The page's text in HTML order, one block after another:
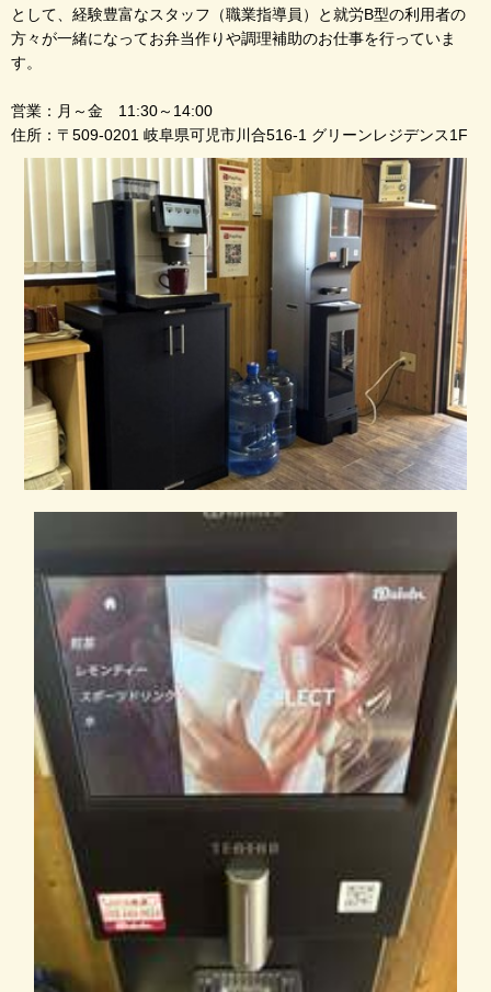
として、経験豊富なスタッフ（職業指導員）と就労B型の利用者の
方々が一緒になってお弁当作りや調理補助のお仕事を行っていま
す。
営業：月～金 11:30～14:00
住所：〒509-0201 岐阜県可児市川合516-1 グリーンレジデンス1F